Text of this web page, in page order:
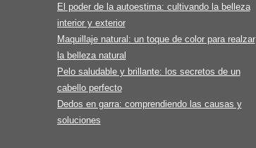
El poder de la autoestima: cultivando la belleza
interior y exterior
Maquillaje natural: un toque de color para realzar
la belleza natural
Pelo saludable y brillante: los secretos de un
cabello perfecto
Dedos en garra: comprendiendo las causas y
soluciones